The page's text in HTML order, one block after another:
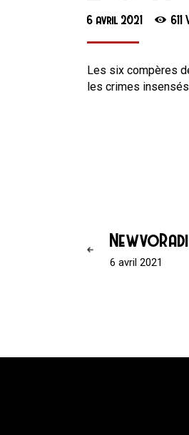
6 avril 2021 611
Les six compères
les crimes
6 avril 2021